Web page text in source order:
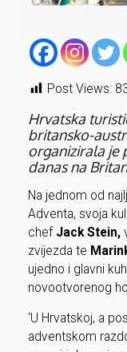
Post Views:
Hrvatska
britansko-
organizirala je
danas na
Na jednom od
Adventa, svoja
chefJack Stein,
zvijezda te
ujedno i glavni
novootvorenog
‘U Hrvatskoj, a
adventskom